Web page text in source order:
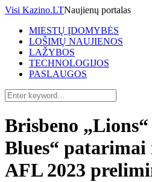
Visi Kazino.LTNaujienų portalas
MIESTŲ ĮDOMYBĖS
LOŠIMŲ NAUJIENOS
LAŽYBOS
TECHNOLOGIJOS
PASLAUGOS
Brisbeno
Blues“ patarimai
AFL 2023